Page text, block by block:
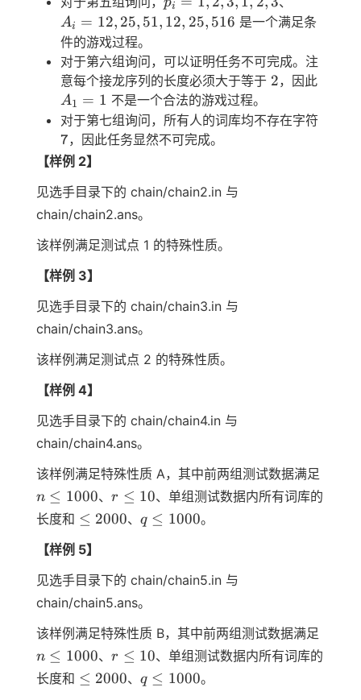
{12,
23,
34}
= {1,
1, 2,
3}
i
=
25,
51,
25,
516}
Ai = 12, 25, 51, 12, 25, 516 是一个满足条
件的游戏过程。
对于第六组询问，可以证明任务不可完成。注
意每个接龙序列的长度必须大于等于 2
2，因此
A1 = 1 不是一个合法的游戏过程。
对于第七组询问，所有人的词库均不存在字符
7，因此任务显然不可完成。
【样例 2】
见选手目录下的 chain/chain2.in 与
chain/chain2.ans。
该样例满足测试点 1 的特殊性质。
【样例 3】
见选手目录下的 chain/chain3.in 与
chain/chain3.ans。
该样例满足测试点 2 的特殊性质。
【样例 4】
见选手目录下的 chain/chain4.in 与
chain/chain4.ans。
该样例满足特殊性质 A，其中前两组测试数据满足
\leq
1000
n ≤ 1000、 r
\leq
r ≤ 10、单组测试数据内所有词库的
长度和 \leq
≤ 2000、q
q ≤ 1000。
【样例 5】
见选手目录下的 chain/chain5.in 与
chain/chain5.ans。
该样例满足特殊性质 B，其中前两组测试数据满足
\leq
1000
n ≤ 1000、 r
\leq
r ≤ 10、单组测试数据内所有词库的
长度和 \leq
≤ 2000、q
q ≤ 1000。